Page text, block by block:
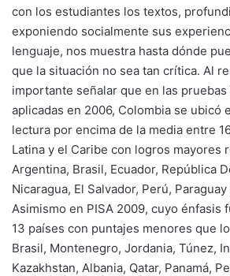
con los estudiantes los textos,
exponiendo socialmente sus
lenguaje, nos muestra hasta dónde
que la situación no sea tan crítica. Al
importante señalar que en las pruebas
aplicadas en 2006, Colombia se ubicó
lectura por encima de la media entre
Latina y el Caribe con logros mayores
Argentina, Brasil, Ecuador, República
Nicaragua, El Salvador, Perú,
Asimismo en PISA 2009, cuyo énfasis
13 países con puntajes menores que
Brasil, Montenegro, Jordania, Túnez,
Kazakhstan, Albania, Qatar, Panamá,